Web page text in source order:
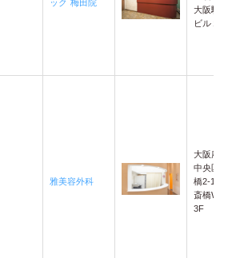
ック 梅田院
大阪駅
ビル２
雅美容外科
大阪府
中央区
橋2-1-
斎橋W-
3F